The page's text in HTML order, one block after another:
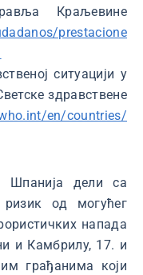
Краљевине
prestacione
ситуацији у
здравствене
en/countries/
Шпанија дели са
од могућег
напада
и Камбрилу, 17. и
грађанима који